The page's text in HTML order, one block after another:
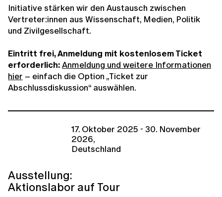
Initiative stärken wir den Austausch zwischen
Vertreter:innen aus Wissenschaft, Medien, Politik
und Zivilgesellschaft.
Eintritt frei, Anmeldung mit kostenlosem Ticket
erforderlich:Anmeldung und weitere Informationen
hier – einfach die Option „Ticket zur
Abschlussdiskussion“ auswählen.
17. Oktober 2025 - 30. November
2026,
Deutschland
Ausstellung:
Aktionslabor auf Tour